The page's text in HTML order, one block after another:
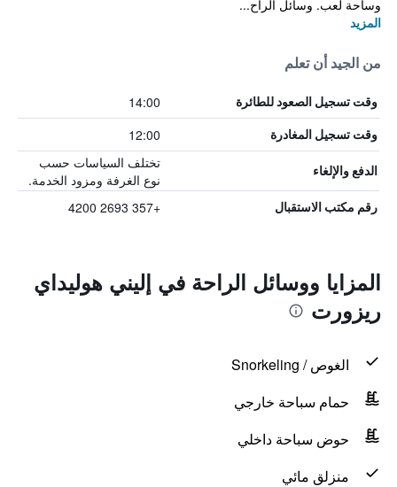
وساحة لعب. وسائل الراح...
المزيد
من الجيد أن تعلم
وقت تسجيل الصعود للطائرة 14:00
وقت تسجيل المغادرة 12:00
الدفع والإلغاء
تختلف السياسات حسب
نوع الغرفة ومزود الخدمة.
رقم مكتب الاستقبال +357 2693 4200
المزايا ووسائل الراحة في إليني هوليداي
ريزورت
الغوص / Snorkeling
حمام سباحة خارجي
حوض سباحة داخلي
منزلق مائي